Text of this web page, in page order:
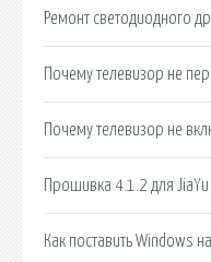
Ремонт светодиодного
Почему телевизор не
Почему телевизор не
Прошивка 4.1.2 для
Как поставить Windows